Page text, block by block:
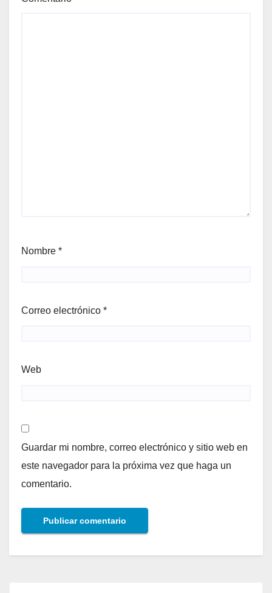
Nombre *
Correo electrónico *
Web
Guardar mi nombre, correo electrónico y sitio web en
este navegador para la próxima vez que haga un
comentario.